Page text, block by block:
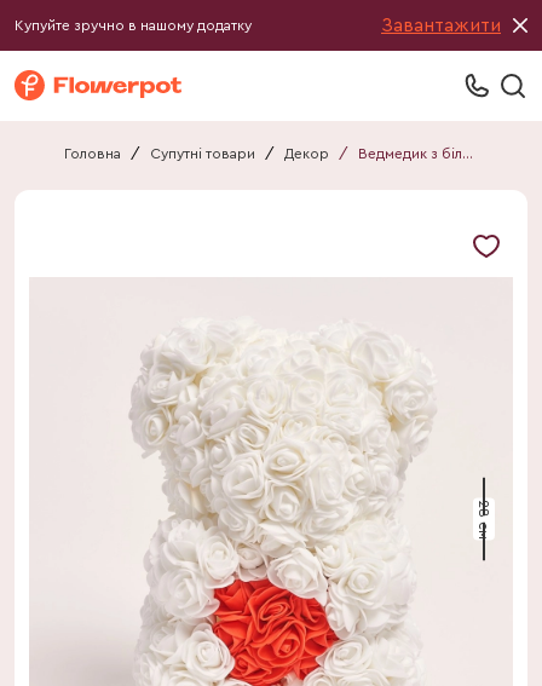
Купуйте зручно в нашому додатку Завантажити
Головна / Супутні товари / Декор / Ведмедик з білих квітів
28 см